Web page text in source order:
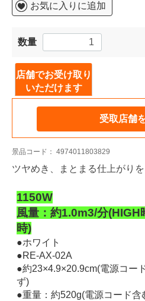
お気に入りに追加
数量
店舗でお受け取り
いただけます
受取店舗
景品コード： 4974011803829
ツヤめき、まとまる仕上がり
1150W
風量：約1.0m3/分
時)
●ホワイト
●RE-AX-02A
●約23×4.9×20.9cm(電源コー
ず)
●重量：約520g(電源コード含